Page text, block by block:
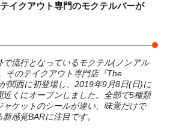
イクアウト専門のモクテルバーが
で流行となっているモクテル(ノンアル
そのテイクアウト専門店『The
関西に初登場し、2019年9月8日(日)に
近くにオープンしました。全部で5種類
ケットのシールが違い、味覚だけで
感覚BARに注目です。